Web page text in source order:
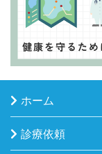
ホーム
診療依頼